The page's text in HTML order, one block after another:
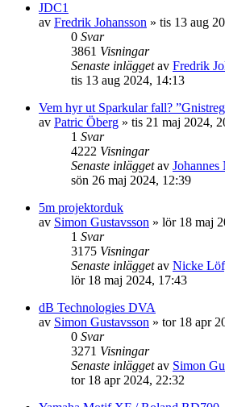
JDC1
av Fredrik Johansson » tis 13 aug
0 Svar
3861 Visningar
Senaste inläggetav Fredrik
tis 13 aug 2024, 14:13
Vem hyr ut Sparkular fall?
av Patric Öberg » tis 21 maj 2024,
1 Svar
4222 Visningar
Senaste inläggetav Johannes
sön 26 maj 2024, 12:39
5m projektorduk
av Simon Gustavsson » lör 18 maj
1 Svar
3175 Visningar
Senaste inläggetav Nicke
lör 18 maj 2024, 17:43
dB Technologies DVA
av Simon Gustavsson » tor 18 apr
0 Svar
3271 Visningar
Senaste inläggetav Simon
tor 18 apr 2024, 22:32